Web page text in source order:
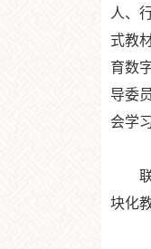
人、
式教
育数
导委
会学
联合
块化